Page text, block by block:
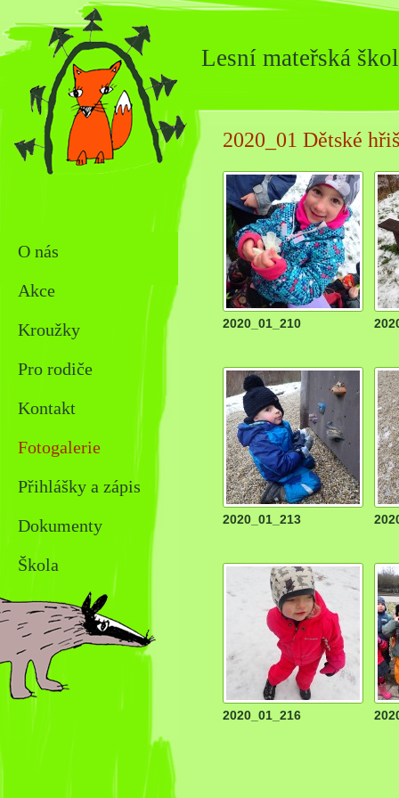
2020_01 Dětské
2020_01_210
2020_01_213
2020_01_216
Lesní mateřská
O nás
Akce
Kroužky
Pro rodiče
Kontakt
Fotogalerie
Přihlášky a zápis
Dokumenty
Škola